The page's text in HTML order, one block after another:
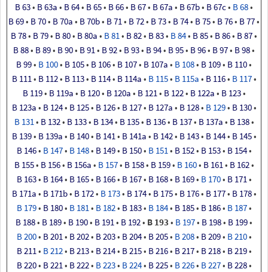
B63• B63a • B64• B65• B66• B67• B67a • B67b• B67c• B68•
B69• B70• B70a • B70b• B71• B72• B73• B74• B75• B76• B77•
B78• B79• B80• B80a • B81• B82• B83• B84• B85• B86• B87•
B88• B89• B90• B91• B92• B93• B94• B95• B96• B97• B98•
B99• B 100• B 105• B 106• B 107• B 107a • B 108• B 109• B 110•
B 111• B 112• B 113• B 114• B 114a • B 115• B 115a • B 116• B 117•
B 119• B 119a • B 120• B 120a • B 121• B 122• B 122a • B 123•
B 123a • B 124• B 125• B 126• B 127• B 127a • B 128• B 129• B 130•
B 131• B 132• B 133• B 134• B 135• B 136• B 137• B 137a • B 138•
B 139• B 139a • B 140• B 141• B 141a • B 142• B 143• B 144• B 145•
B 146• B 147• B 148• B 149• B 150• B 151• B 152• B 153• B 154•
B 155• B 156• B 156a • B 157• B 158• B 159• B 160• B 161• B 162•
B 163• B 164• B 165• B 166• B 167• B 168• B 169• B 170• B 171•
B 171a • B 171b• B 172• B 173• B 174• B 175• B 176• B 177• B 178•
B 179• B 180• B 181• B 182• B 183• B 184• B 185• B 186• B 187•
B 188• B 189• B 190• B 191• B 192• B 193• B 197• B 198• B 199•
B200• B201• B202• B203• B204• B205• B208• B209• B210•
B211• B212• B213• B214• B215• B216• B217• B218• B219•
B220• B221• B222• B223• B224• B225• B226• B227• B228•